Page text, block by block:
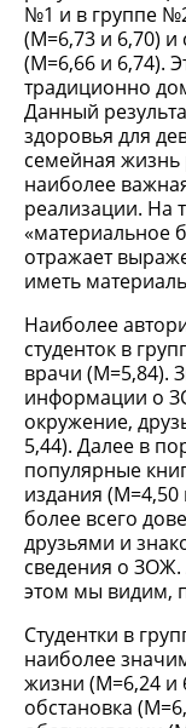
№1 и в группе
(М=6,73 и 6,70)
(М=6,66 и 6,74).
традиционно
Данный
здоровья для
семейная жизнь
наиболее
реализации. На
«материальное
отражает
иметь
Наиболее
студенток в
врачи (М=5,84).
информации о
окружение,
5,44). Далее в
популярные
издания
более всего
друзьями и
сведения о ЗОЖ.
этом мы видим,
Студентки в
наиболее
жизни (М=6,24 и
обстановка